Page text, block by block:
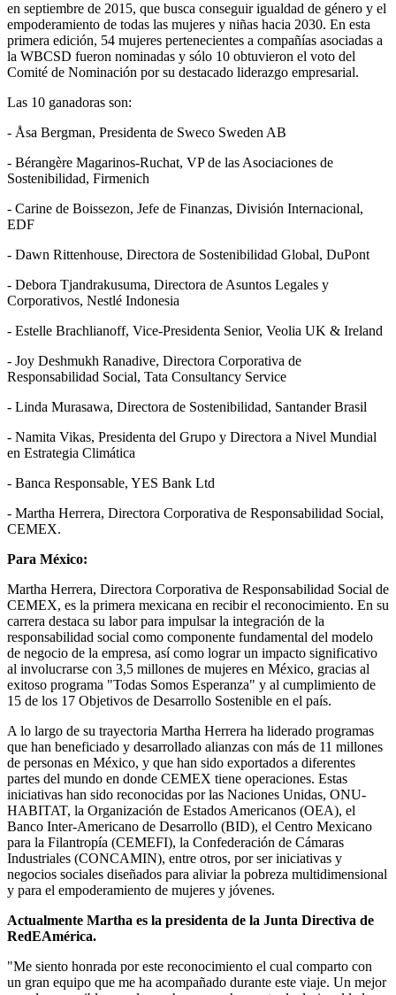
en septiembre de 2015, que busca conseguir igualdad de género y el
empoderamiento de todas las mujeres y niñas hacia 2030. En esta
primera edición, 54 mujeres pertenecientes a compañías asociadas a
la WBCSD fueron nominadas y sólo 10 obtuvieron el voto del
Comité de Nominación por su destacado liderazgo empresarial.
Las 10 ganadoras son:
- Åsa Bergman, Presidenta de Sweco Sweden AB
- Bérangère Magarinos-Ruchat, VP de las Asociaciones de
Sostenibilidad, Firmenich
- Carine de Boissezon, Jefe de Finanzas, División Internacional,
EDF
- Dawn Rittenhouse, Directora de Sostenibilidad Global, DuPont
- Debora Tjandrakusuma, Directora de Asuntos Legales y
Corporativos, Nestlé Indonesia
- Estelle Brachlianoff, Vice-Presidenta Senior, Veolia UK & Ireland
- Joy Deshmukh Ranadive, Directora Corporativa de
Responsabilidad Social, Tata Consultancy Service
- Linda Murasawa, Directora de Sostenibilidad, Santander Brasil
- Namita Vikas, Presidenta del Grupo y Directora a Nivel Mundial
en Estrategia Climática
- Banca Responsable, YES Bank Ltd
- Martha Herrera, Directora Corporativa de Responsabilidad Social,
CEMEX.
Para México:
Martha Herrera, Directora Corporativa de Responsabilidad Social de
CEMEX, es la primera mexicana en recibir el reconocimiento. En su
carrera destaca su labor para impulsar la integración de la
responsabilidad social como componente fundamental del modelo
de negocio de la empresa, así como lograr un impacto significativo
al involucrarse con 3,5 millones de mujeres en México, gracias al
exitoso programa "Todas Somos Esperanza" y al cumplimiento de
15 de los 17 Objetivos de Desarrollo Sostenible en el país.
A lo largo de su trayectoria Martha Herrera ha liderado programas
que han beneficiado y desarrollado alianzas con más de 11 millones
de personas en México, y que han sido exportados a diferentes
partes del mundo en donde CEMEX tiene operaciones. Estas
iniciativas han sido reconocidas por las Naciones Unidas, ONU-
HABITAT, la Organización de Estados Americanos (OEA), el
Banco Inter-Americano de Desarrollo (BID), el Centro Mexicano
para la Filantropía (CEMEFI), la Confederación de Cámaras
Industriales (CONCAMIN), entre otros, por ser iniciativas y
negocios sociales diseñados para aliviar la pobreza multidimensional
y para el empoderamiento de mujeres y jóvenes.
Actualmente Martha es la presidenta de la Junta Directiva de
RedEAmérica.
"Me siento honrada por este reconocimiento el cual comparto con
un gran equipo que me ha acompañado durante este viaje. Un mejor